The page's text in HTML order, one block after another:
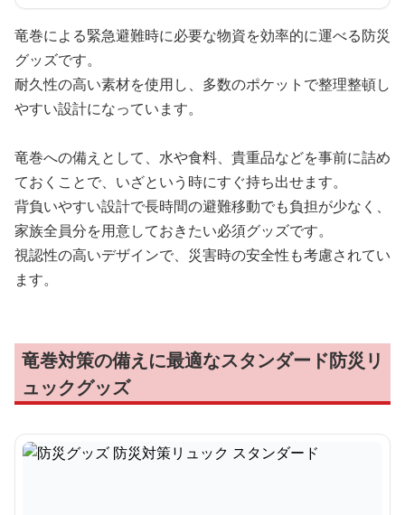
竜巻による緊急避難時に必要な物資を効率的に運べる防災
グッズです。
耐久性の高い素材を使用し、多数のポケットで整理整頓し
やすい設計になっています。
竜巻への備えとして、水や食料、貴重品などを事前に詰め
ておくことで、いざという時にすぐ持ち出せます。
背負いやすい設計で長時間の避難移動でも負担が少なく、
家族全員分を用意しておきたい必須グッズです。
視認性の高いデザインで、災害時の安全性も考慮されてい
ます。
竜巻対策の備えに最適なスタンダード防災リ
ュックグッズ